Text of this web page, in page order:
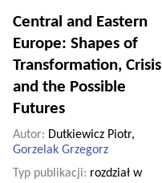
Central and Eastern
Europe: Shapes of
Transformation, Crisis
and the Possible
Futures
Autor: Dutkiewicz Piotr,
Gorzelak Grzegorz
Typ publikacji: rozdział w